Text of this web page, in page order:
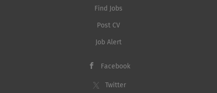
Find Jobs
Post CV
Job Alert
Facebook
Twitter